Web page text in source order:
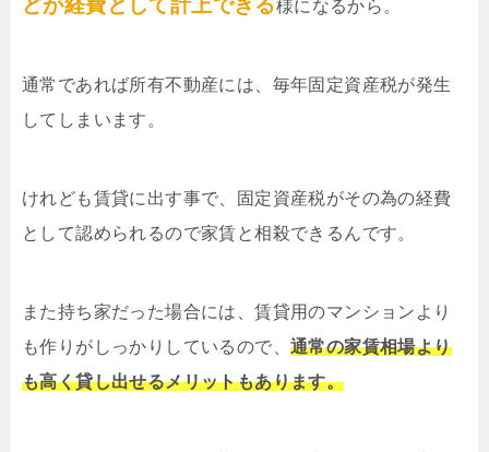
どが経費として計上できる様になるから。
通常であれば所有不動産には、毎年固定資産税が発生
してしまいます。
けれども賃貸に出す事で、固定資産税がその為の経費
として認められるので家賃と相殺できるんです。
また持ち家だった場合には、賃貸用のマンションより
も作りがしっかりしているので、 通常の家賃相場より
も高く貸し出せるメリットもあります。